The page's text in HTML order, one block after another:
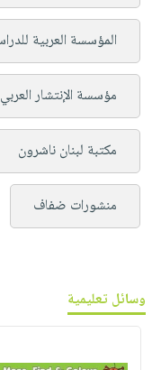
المؤسسة العربية
مؤسسة الإنتشار العربي
مكتبة لبنان ناشرون
منشورات ضفاف
وسائل تعليمية